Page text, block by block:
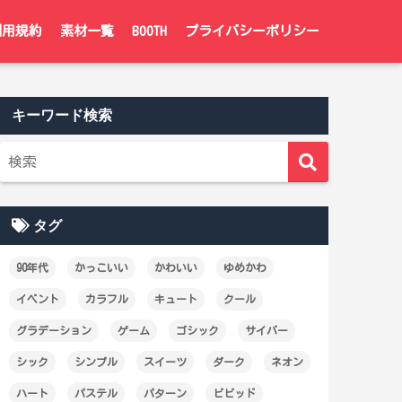
規約 素材一覧 BOOTH プライバシーポリシー
キーワード検索
タグ
90年代 かっこいい かわいい ゆめかわ
イベント カラフル キュート クール
グラデーション ゲーム ゴシック サイバー
シック シンプル スイーツ ダーク ネオン
ハート パステル パターン ビビッド